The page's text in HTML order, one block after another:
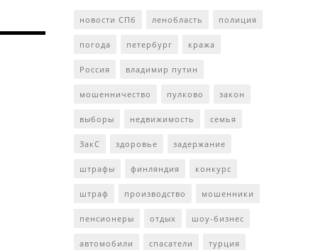
новости СПб ленобласть полиция
погода петербург кража
Россия владимир путин
мошенничество пулково закон
выборы недвижимость семья
ЗакС здоровье задержание
штрафы финляндия конкурс
штраф производство мошенники
пенсионеры отдых шоу-бизнес
автомобили спасатели турция